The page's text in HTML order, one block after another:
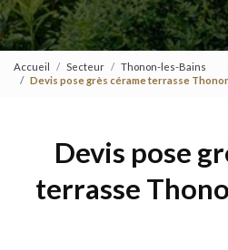
Accueil Secteur
Thonon-les-Bains
Devis pose grès cérame terrasse
Devis pose
terrasse